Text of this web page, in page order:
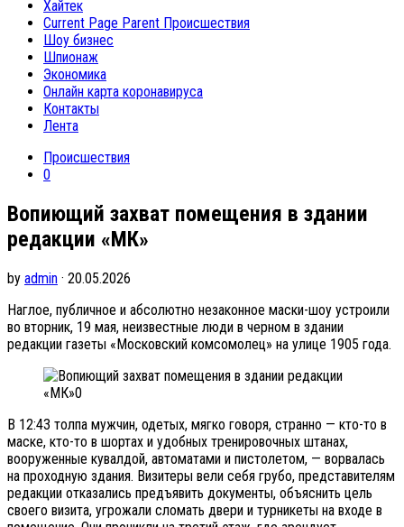
Хайтек
Current Page Parent Происшествия
Шоу бизнес
Шпионаж
Экономика
Онлайн карта коронавируса
Контакты
Лента
Происшествия
0
Вопиющий захват помещения в здании
редакции «МК»
by admin · 20.05.2026
Наглое, публичное и абсолютно незаконное маски-шоу устроили
во вторник, 19 мая, неизвестные люди в черном в здании
редакции газеты «Московский комсомолец» на улице 1905 года.
В 12:43 толпа мужчин, одетых, мягко говоря, странно — кто-то в
маске, кто-то в шортах и удобных тренировочных штанах,
вооруженные кувалдой, автоматами и пистолетом, — ворвалась
на проходную здания. Визитеры вели себя грубо, представителям
редакции отказались предъявить документы, объяснить цель
своего визита, угрожали сломать двери и турникеты на входе в